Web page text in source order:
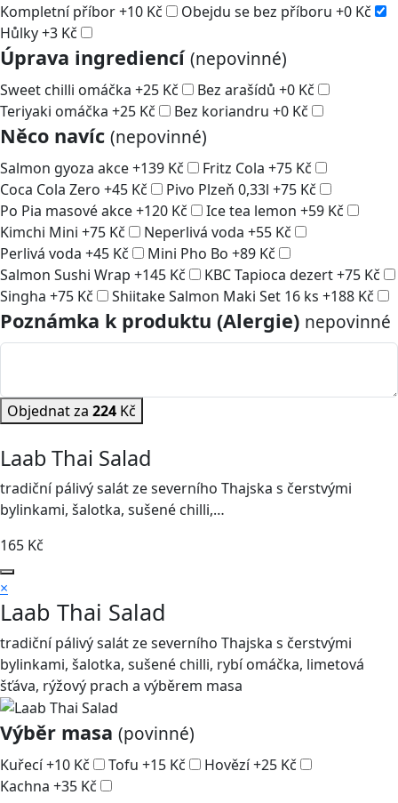
Kompletní příbor+10 Kč Obejdu se bez příboru +0 Kč
Hůlky+3 Kč
Úprava ingrediencí (nepovinné)
Sweet chilli omáčka +25 Kč Bez arašídů +0 Kč
Teriyaki omáčka +25 Kč Bez koriandru +0 Kč
Něco navíc (nepovinné)
Salmon gyoza akce+139 Kč Fritz Cola +75 Kč
Coca Cola Zero +45 Kč Pivo Plzeň 0,33l +75 Kč
Po Pia masové akce+120 Kč Ice tea lemon +59 Kč
Kimchi Mini +75 Kč Neperlivá voda +55 Kč
Perlivá voda +45 Kč Mini Pho Bo +89 Kč
Salmon Sushi Wrap +145 Kč KBC Tapioca dezert+75 Kč
Singha +75 Kč Shiitake Salmon Maki Set 16 ks +188 Kč
Poznámka k produktu (Alergie) nepovinné
Objednat za 224 Kč
Laab Thai Salad
tradiční pálivý salát ze severního Thajska s čerstvými
bylinkami, šalotka, sušené chilli,…
165 Kč
×
Laab Thai Salad
tradiční pálivý salát ze severního Thajska s čerstvými
bylinkami, šalotka, sušené chilli, rybí omáčka, limetová
šťáva, rýžový prach a výběrem masa
Výběr masa (povinné)
Kuřecí+10 Kč Tofu +15 Kč Hovězí+25 Kč
Kachna +35 Kč